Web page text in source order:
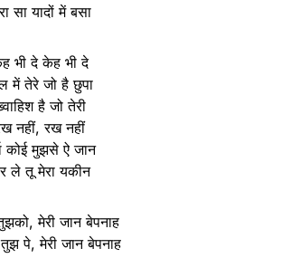
सा यादों में बसा
भी दे केह भी दे
में तेरे जो है छुपा
है जो तेरी
नहीं, रख नहीं
कोई मुझसे ऐ जान
ले तू मेरा यकीन
मेरी जान बेपनाह
पे, मेरी जान बेपनाह